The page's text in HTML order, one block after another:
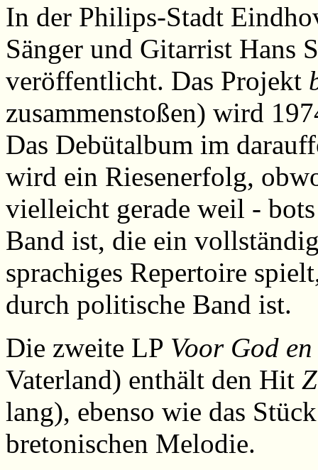
In der Philips-Stadt
Sänger und Gitarrist Hans
veröffentlicht. Das Projekt
zusammenstoßen) wird
Das Debütalbum im
wird ein Riesenerfolg,
vielleicht gerade weil -
Band ist, die ein
sprachiges Repertoire
durch politische Band ist.
Die zweite LP Voor God
Vaterland) enthält den Hit
lang), ebenso wie das
bretonischen Melodie.